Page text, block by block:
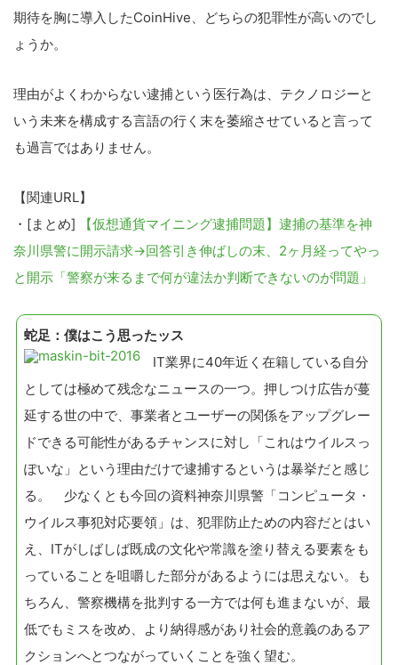
期待を胸に導入したCoinHive、どちらの犯罪性が高いのでし
ょうか。
理由がよくわからない逮捕という医行為は、テクノロジーと
いう未来を構成する言語の行く末を萎縮させていると言って
も過言ではありません。
【関連URL】
・[まとめ]
【仮想通貨マイニング逮捕問題】逮捕の基準を神
奈川県警に開示請求→回答引き伸ばしの末、2ヶ月経ってやっ
と開示「警察が来るまで何が違法か判断できないのが問題」
蛇足：僕はこう思ったッス
IT業界に40年近く在籍している自分
としては極めて残念なニュースの一つ。押しつけ広告が蔓
延する世の中で、事業者とユーザーの関係をアップグレー
ドできる可能性があるチャンスに対し「これはウイルスっ
ぽいな」という理由だけで逮捕するというは暴挙だと感じ
る。 少なくとも今回の資料神奈川県警「コンピュータ・
ウイルス事犯対応要領」は、犯罪防止ための内容だとはい
え、ITがしばしば既成の文化や常識を塗り替える要素をも
っていることを咀嚼した部分があるようには思えない。も
ちろん、警察機構を批判する一方では何も進まないが、最
低でもミスを改め、より納得感があり社会的意義のあるア
クションへとつながっていくことを強く望む。
こ
の
サ
イ
を
検
す
る